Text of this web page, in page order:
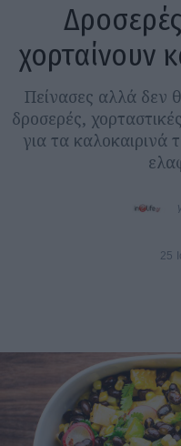
χορταίνουν
Πείνασες αλλά δεν
δροσερές,
για τα καλοκαιρινά
25